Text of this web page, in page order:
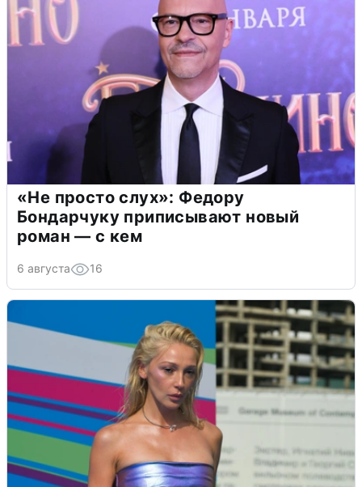
«Не просто слух»: Федору
Бондарчуку приписывают новый
роман — с кем
6 августа 16